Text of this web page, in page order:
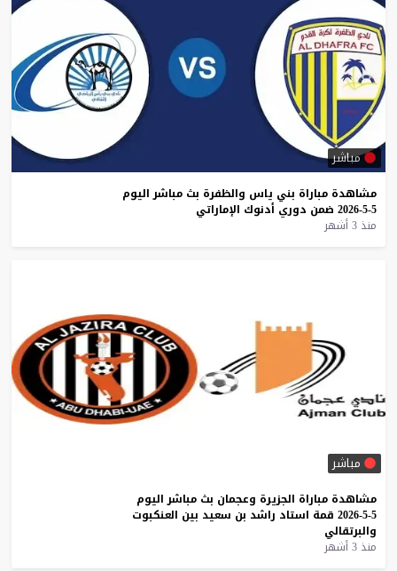
مباشر
مشاهدة مباراة بني ياس والظفرة بث مباشر اليوم
5-5-2026
ضمن دوري أدنوك الإماراتي
منذ 3 أشهر
مباشر
مشاهدة مباراة الجزيرة وعجمان بث مباشر اليوم
5-5-2026
قمة استاد راشد بن سعيد بين العنكبوت
والبرتقالي
منذ 3 أشهر